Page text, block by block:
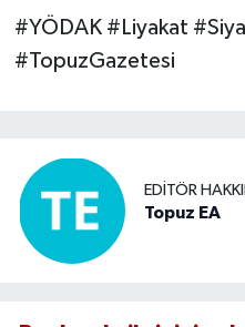
#YÖDAK #Liyakat
#TopuzGazetesi
EDITÖR
Topuz EA